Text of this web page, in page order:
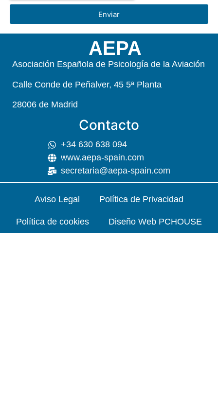
Enviar
AEPA
Asociación Española de Psicología de la Aviación
Calle Conde de Peñalver, 45 5ª Planta
28006 de Madrid
Contacto
+34 630 638 094
www.aepa-spain.com
secretaria@aepa-spain.com
Aviso Legal Política de Privacidad
Política de cookies Diseño Web PCHOUSE